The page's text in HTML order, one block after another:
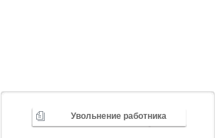
Увольнение работника